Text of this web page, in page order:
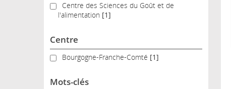
Centre des Sciences du Goût et de l'alimentation
Centre des Sciences du Goût et de
l'alimentation [1]
Centre
Bourgogne-Franche-Comté
Bourgogne-Franche-Comté [1]
Mots-clés